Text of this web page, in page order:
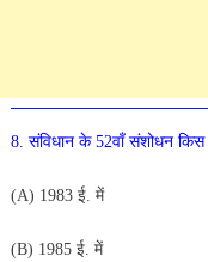
8. संविधान के 52वाँ संशोधन किस
(A) 1983 ई. में
(B) 1 985 ई. में